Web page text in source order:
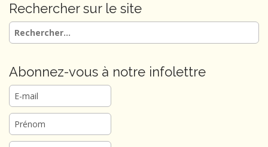
Rechercher sur le site
Rechercher :
Abonnez-vous à notre infolettre